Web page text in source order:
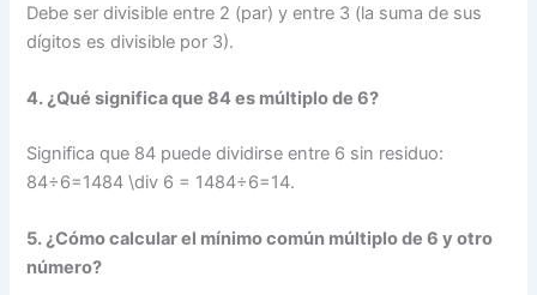
Debe ser divisible entre 2 (par) y entre 3 (la suma de sus
dígitos es divisible por 3).
4. ¿Qué significa que 84 es múltiplo de 6?
Significa que 84 puede dividirse entre 6 sin residuo:
84÷6=1484 \div 6 = 1484÷6=14.
5. ¿Cómo calcular el mínimo común múltiplo de 6 y otro
número?